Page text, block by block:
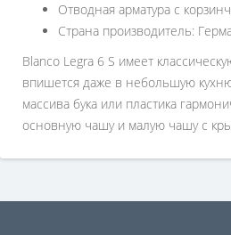
Отводная арматура с
Страна производитель:
Blanco Legra 6 S имеет
впишется даже в небольшую
массива бука или пластика
основную чашу и малую чашу с